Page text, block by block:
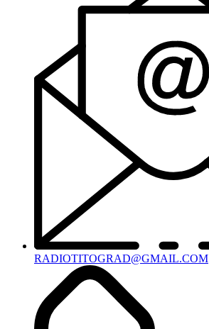
RADIOTITOGRAD@GMAIL.COM